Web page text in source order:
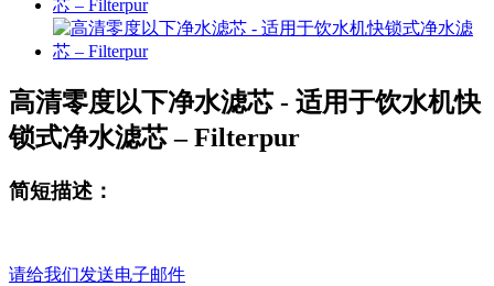
高清零度以下净水滤芯 - 适用于饮水机快
锁式净水滤芯 – Filterpur
简短描述：
请给我们发送电子邮件